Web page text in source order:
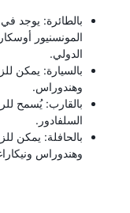
بالطائرة: يوجد
المونسنيور
الدولي.
بالسيارة: يمكن
وهندوراس.
بالقارب: يُسمح
السلفادور.
بالحافلة: يمكن
وهندوراس